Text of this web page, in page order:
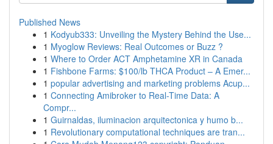
Published News
1 Kodyub333: Unveiling the Mystery Behind the Use...
1 Myoglow Reviews: Real Outcomes or Buzz ?
1 Where to Order ACT Amphetamine XR in Canada
1 Fishbone Farms: $100/lb THCA Product – A Emer...
1 popular advertising and marketing problems Acup...
1 Connecting Amibroker to Real-Time Data: A
Compr...
1 Guirnaldas, iluminacion arquitectonica y humo b...
1 Revolutionary computational techniques are tran...